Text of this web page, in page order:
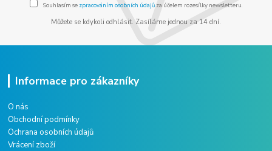
Souhlasím se zpracováním osobních údajůza účelem rozesílky newsletteru.
Můžete se kdykoli odhlásit. Zasíláme jednou za 14 dní.
Informace pro zákazníky
O nás
Obchodní podmínky
Ochrana osobních údajů
Vrácení zboží